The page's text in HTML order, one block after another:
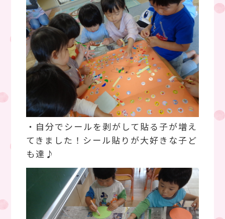
・自分でシールを剥がして貼る子が増え
てきました！シール貼りが大好きな子ど
も達♪